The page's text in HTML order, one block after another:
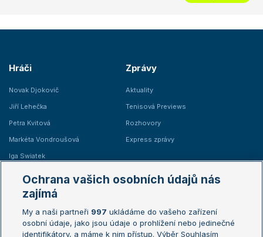
Hráči
Novak Djokovič
Jiří Lehečka
Petra Kvitová
Markéta Vondroušová
Iga Swiatek
Zprávy
Aktuality
Tenisová Previews
Rozhovory
Express zprávy
Žebříčky
Žebříček ATP (muži)
Žebříček WTA (ženy)
Australian Open
French Open
Ochrana vašich osobních údajů nás
zajímá
My a naši partneři 997 ukládáme do vašeho zařízení
osobní údaje, jako jsou údaje o prohlížení nebo jedinečné
identifikátory, a máme k nim přístup. Výběr Souhlasím